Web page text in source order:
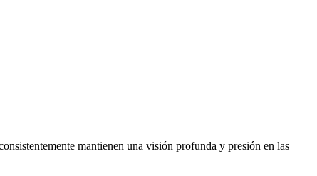
mantienen una visión profunda y presión en las